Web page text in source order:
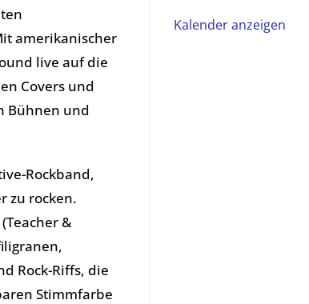
amerikanischer
live auf die
Covers und
Bühnen und
Rockband,
zu rocken.
&
Rock-Riffs, die
Stimmfarbe
Kalender anzeigen